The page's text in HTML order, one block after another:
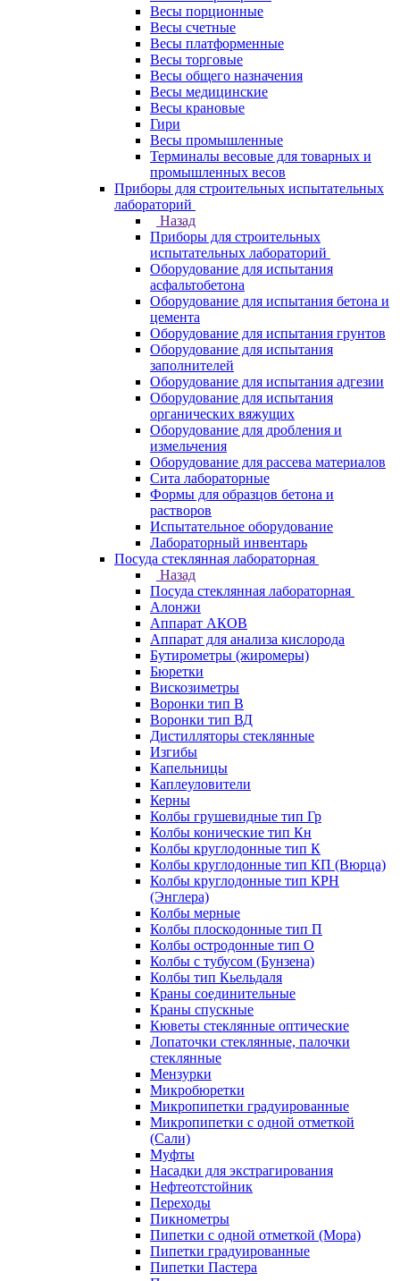
Весы порционные
Весы счетные
Весы платформенные
Весы торговые
Весы общего назначения
Весы медицинские
Весы крановые
Гири
Весы промышленные
Терминалы весовые для товарных и
промышленных весов
Приборы для строительных испытательных
лабораторий
Назад
Приборы для строительных
испытательных лабораторий
Оборудование для испытания
асфальтобетона
Оборудование для испытания бетона и
цемента
Оборудование для испытания грунтов
Оборудование для испытания
заполнителей
Оборудование для испытания адгезии
Оборудование для испытания
органических вяжущих
Оборудование для дробления и
измельчения
Оборудование для рассева материалов
Сита лабораторные
Формы для образцов бетона и
растворов
Испытательное оборудование
Лабораторный инвентарь
Посуда стеклянная лабораторная
Назад
Посуда стеклянная лабораторная
Алонжи
Аппарат АКОВ
Аппарат для анализа кислорода
Бутирометры (жиромеры)
Бюретки
Вискозиметры
Воронки тип В
Воронки тип ВД
Дистилляторы стеклянные
Изгибы
Капельницы
Каплеуловители
Керны
Колбы грушевидные тип Гр
Колбы конические тип Кн
Колбы круглодонные тип К
Колбы круглодонные тип КП (Вюрца)
Колбы круглодонные тип КРН
(Энглера)
Колбы мерные
Колбы плоскодонные тип П
Колбы остродонные тип О
Колбы с тубусом (Бунзена)
Колбы тип Кьельдаля
Краны соединительные
Краны спускные
Кюветы стеклянные оптические
Лопаточки стеклянные, палочки
стеклянные
Мензурки
Микробюретки
Микропипетки градуированные
Микропипетки с одной отметкой
(Сали)
Муфты
Насадки для экстрагирования
Нефтеотстойник
Переходы
Пикнометры
Пипетки с одной отметкой (Мора)
Пипетки градуированные
Пипетки Пастера